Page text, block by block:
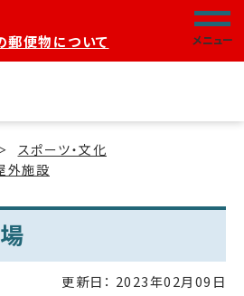
郵便物について
メニュー
スポーツ・文化
外施設
更新日： 2023年02月09日